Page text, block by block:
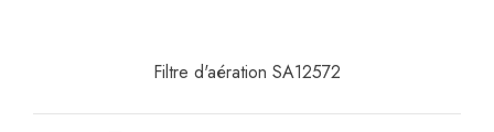
Filtre d'aération SA12572